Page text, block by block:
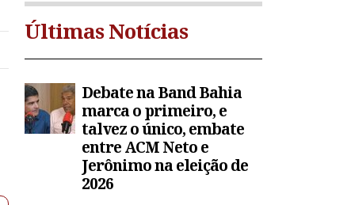
Últimas Notícias
Debate na Band Bahia
marca o primeiro, e
talvez o único, embate
entre ACM Neto e
Jerônimo na eleição de
2026